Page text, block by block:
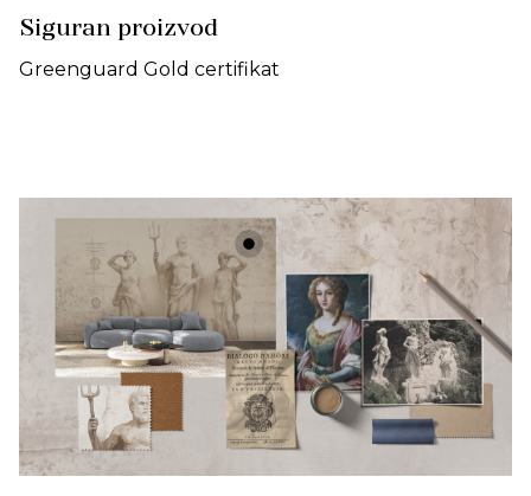
Siguran proizvod
Greenguard Gold certifikat
+